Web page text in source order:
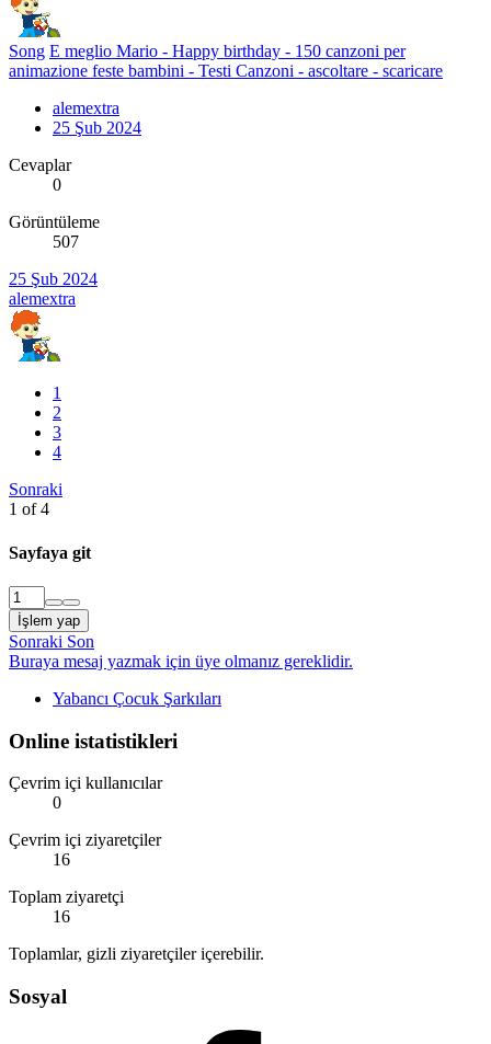
Song E meglio Mario - Happy birthday - 150 canzoni per
animazione feste bambini - Testi Canzoni - ascoltare - scaricare
alemextra
25 Şub 2024
Cevaplar
0
Görüntüleme
507
25 Şub 2024
alemextra
1
2
3
4
Sonraki
1 of 4
Sayfaya git
İşlem yap
Sonraki Son
Buraya mesaj yazmak için üye olmanız gereklidir.
Yabancı Çocuk Şarkıları
Online istatistikleri
Çevrim içi kullanıcılar
0
Çevrim içi ziyaretçiler
16
Toplam ziyaretçi
16
Toplamlar, gizli ziyaretçiler içerebilir.
Sosyal